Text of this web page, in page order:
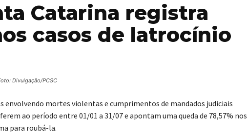
Catarina registra
casos de latrocínio
Divulgação/PCSC
envolvendo mortes violentas e cumprimentos de mandados judiciais
ao período entre 01/01 a 31/07 e apontam uma queda de 78,57% nos
para roubá-la.